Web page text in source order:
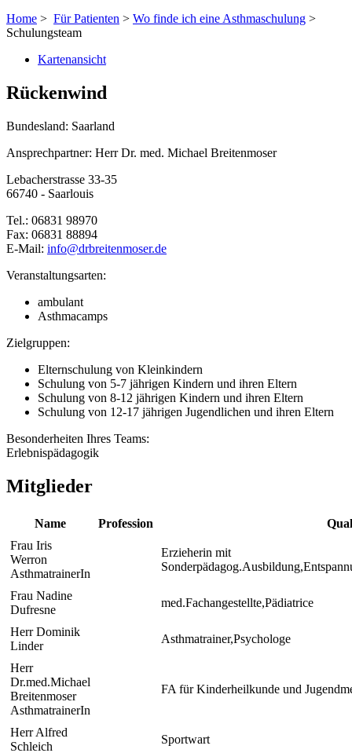
Home > Für Patienten > Wo finde ich eine Asthmaschulung >
Schulungsteam
Kartenansicht
Rückenwind
Bundesland: Saarland
Ansprechpartner: Herr Dr. med. Michael Breitenmoser
Lebacherstrasse 33-35
66740 - Saarlouis
Tel.: 06831 98970
Fax: 06831 88894
E-Mail: info@drbreitenmoser.de
Veranstaltungsarten:
ambulant
Asthmacamps
Zielgruppen:
Elternschulung von Kleinkindern
Schulung von 5-7 jährigen Kindern und ihren Eltern
Schulung von 8-12 jährigen Kindern und ihren Eltern
Schulung von 12-17 jährigen Jugendlichen und ihren Eltern
Besonderheiten Ihres Teams:
Erlebnispädagogik
Mitglieder
Name Profession
Frau Iris
Werron
AsthmatrainerIn
Erzieherin mit
Frau Nadine
Dufresne
med.Fachangestellte,Pädiatrice
Herr Dominik
Linder
Asthmatrainer,Psychologe
Herr
Dr.med.Michael
Breitenmoser
AsthmatrainerIn
FA für Kinderheilkunde und
Herr Alfred
Schleich
Sportwart